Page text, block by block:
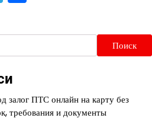
Поиск
залог ПТС онлайн на карту без
требования и документы